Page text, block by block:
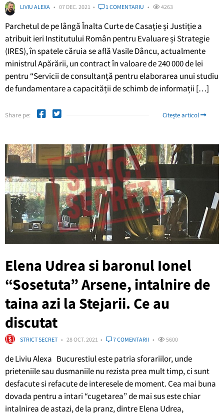
LIVIU ALEXA 07 DEC. 2021 1 COMENTARIU 4263
Parchetul de pe lângă Înalta Curte de Casație și Justiție a
atribuit ieri Institutului Român pentru Evaluare și Strategie
(IRES), în spatele căruia se află Vasile Dâncu, actualmente
ministrul Apărării, un contract în valoare de 240 000 de lei
pentru “Servicii de consultanță pentru elaborarea unui studiu
de fundamentare a capacității de schimb de informații […]
Share pe: Citește articol
Elena Udrea si baronul Ionel
“Sosetuta” Arsene, intalnire de
taina azi la Stejarii. Ce au
discutat
STRICT SECRET 28 OCT. 2021 7 COMENTARII 5600
de Liviu Alexa Bucurestiul este patria sforariilor, unde
prieteniile sau dusmaniile nu rezista prea mult timp, ci sunt
desfacute si refacute de interesele de moment. Cea mai buna
dovada pentru a intari “cugetarea” de mai sus este chiar
intalnirea de astazi, de la pranz, dintre Elena Udrea,